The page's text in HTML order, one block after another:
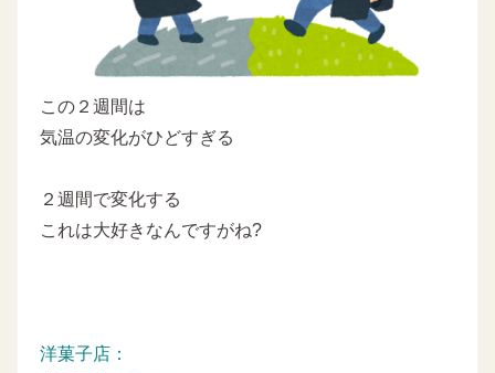
この２週間は
気温の変化がひどすぎる
２週間で変化する
これは大好きなんですがね?
洋菓子店：